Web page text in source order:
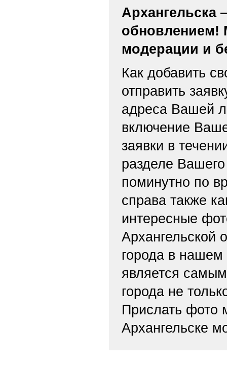
обновлением!
модерации и
Как добавить
отправить
адреса Вашей
включение
заявки в
разделе
поминутно по
справа также
интересные
Архангельской
города в нашем
является
города не
Прислать фото
Архангельске